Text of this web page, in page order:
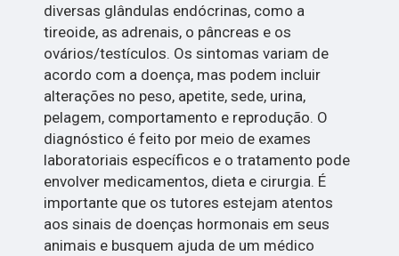
diversas glândulas endócrinas, como a
tireoide, as adrenais, o pâncreas e os
ovários/testículos. Os sintomas variam de
acordo com a doença, mas podem incluir
alterações no peso, apetite, sede, urina,
pelagem, comportamento e reprodução. O
diagnóstico é feito por meio de exames
laboratoriais específicos e o tratamento pode
envolver medicamentos, dieta e cirurgia. É
importante que os tutores estejam atentos
aos sinais de doenças hormonais em seus
animais e busquem ajuda de um médico